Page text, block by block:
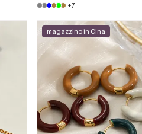
+7
magazzino in Cina